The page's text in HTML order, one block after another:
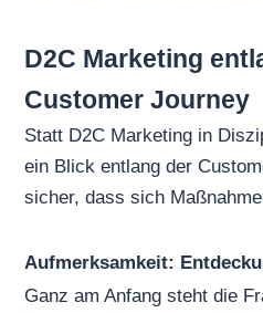
D2C Marketing
Customer Journey
Statt D2C Marketing in
ein Blick entlang der
sicher, dass sich
Aufmerksamkeit:
Ganz am Anfang steht die